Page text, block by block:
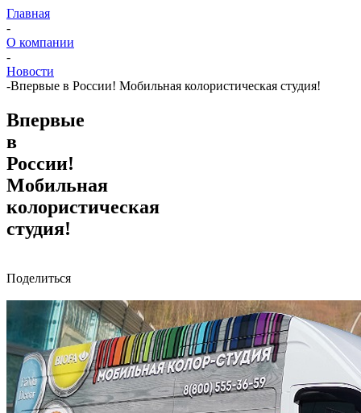
Главная
-
О компании
-
Новости
-Впервые в России! Мобильная колористическая студия!
Впервые
в
России!
Мобильная
колористическая
студия!
Поделиться